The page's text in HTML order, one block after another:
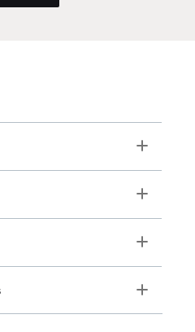
Toggle
Toggle
Toggle
Toggle